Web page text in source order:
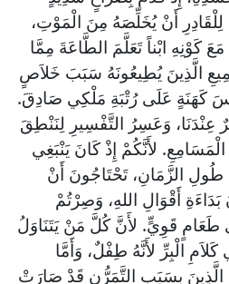
أَنْ يُخَلِّصَهُ مِنَ الْمَوْتِ،
كَوْنِهِ ابْناً تَعَلَّمَ الطَّاعَةَ مِمَّا
الَّذِينَ يُطِيعُونَهُ سَبَبَ خَلاَصٍ
كَهَنَةٍ عَلَى رُتْبَةِ مَلْكِي صَادِقَ.
عِنْدَنَا، وَعَسِرُ التَّفْسِيرِ لِنَنْطِقَ
لأَنَّكُمْ إِذْ كَانَ يَنْبَغِي
الزَّمَانِ، تَحْتَاجُونَ أَنْ
أَقْوَالِ اللهِ، وَصِرْتُمْ
طَعَامٍ قَوِيٍّ. لأَنَّ كُلَّ مَنْ يَتَنَاوَلُ
الْبِرِّ لأَنَّهُ طِفْلٌ، وَأَمَّا
الَّذِينَ بِسَبَبِ التَّمَرُّنِ قَدْ صَارَتْ